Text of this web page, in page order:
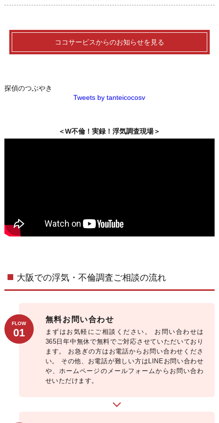
ココサービスからのお知らせを見る
探偵のつぶやき
Tweets by tanteicocosv
＜W不倫！実録！浮気調査現場＞
大阪での浮気・不倫調査ご相談の流れ
FLOW
01
無料お問い合わせ
まずはお気軽にご相談ください。 お問い合わせは
365日年中無休で無料でご対応させていただいており
ます。 お急ぎの方はお電話からお問い合わせくださ
い。 その他、お電話が難しい方はLINEお問い合わせ
や、ホームページのメールフォームからお問い合わ
せいただけます。